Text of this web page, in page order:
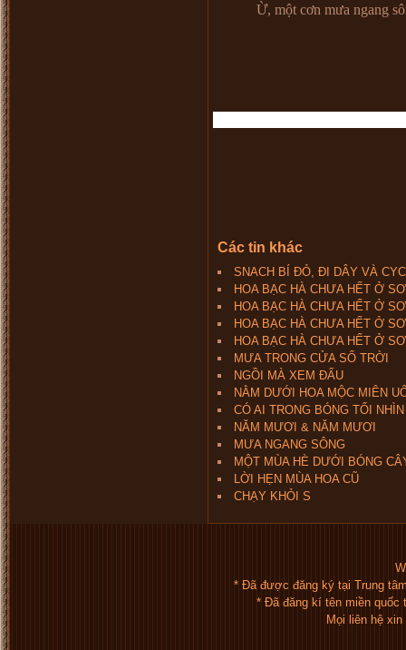
Ừ, một cơn mưa ngang
Các tin khác
SNACH BÍ ĐỎ, ĐI DÂY VÀ
HOA BẠC HÀ CHƯA HẾT Ở
HOA BẠC HÀ CHƯA HẾT Ở
HOA BẠC HÀ CHƯA HẾT Ở
HOA BẠC HÀ CHƯA HẾT Ở
MƯA TRONG CỬA SỔ TRỜI
NGỒI MÀ XEM ĐẤU
NẰM DƯỚI HOA MỘC MIÊN
CÓ AI TRONG BÓNG TỐI
NĂM MƯƠI & NĂM MƯƠI
MƯA NGANG SÔNG
MỘT MÙA HÈ DƯỚI BÓNG
LỜI HẸN MÙA HOA CŨ
CHẠY KHỎI S
* Đã được đăng ký tại Trung
* Đã đăng kí tên miền quốc
Mọi liên hệ